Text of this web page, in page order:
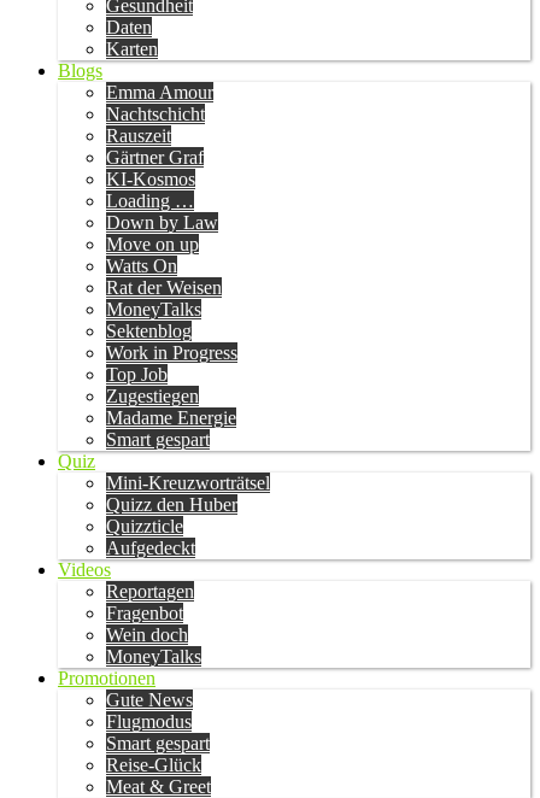
Gesundheit
Daten
Karten
Blogs
Emma Amour
Nachtschicht
Rauszeit
Gärtner Graf
KI-Kosmos
Loading …
Down by Law
Move on up
Watts On
Rat der Weisen
MoneyTalks
Sektenblog
Work in Progress
Top Job
Zugestiegen
Madame Energie
Smart gespart
Quiz
Mini-Kreuzworträtsel
Quizz den Huber
Quizzticle
Aufgedeckt
Videos
Reportagen
Fragenbot
Wein doch
MoneyTalks
Promotionen
Gute News
Flugmodus
Smart gespart
Reise-Glück
Meat & Greet